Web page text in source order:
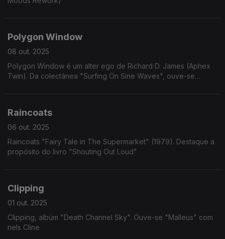
Polygon Window
08 out. 2025
Polygon Window é um alter ego de Richard D. James (Aphex
Twin). Da colectânea "Surfing On Sine Waves", ouve-se
Raincoats
06 out. 2025
Raincoats "Fairy Tale in The Supermarket" (1979). Destaque a
propósito do livro "Shouting Out Loud"
Clipping
01 out. 2025
Clipping, albúm "Death Channel Sky". Ouve-se "Malleus" com
nels Cline